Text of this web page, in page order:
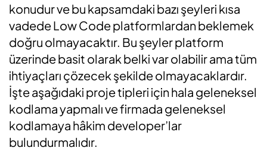
konudur ve bu kapsamdaki bazı şeyleri kısa
vadede Low Code platformlardan beklemek
doğru olmayacaktır. Bu şeyler platform
üzerinde basit olarak belki var olabilir ama tüm
ihtiyaçları çözecek şekilde olmayacaklardır.
İşte aşağıdaki proje tipleri için hala geleneksel
kodlama yapmalı ve firmada geleneksel
kodlamaya hâkim developer’lar
bulundurmalıdır.